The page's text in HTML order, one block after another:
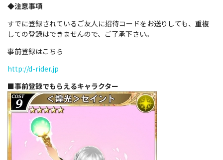
◆注意事項
すでに登録されているご友人に招待コードをお送りしても、重複
しての登録はできませんので、ご了承下さい。
事前登録はこちら
http://d-rider.jp
■事前登録でもらえるキャラクター